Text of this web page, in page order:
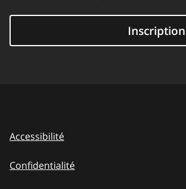
Inscription
Accessibilité
Confidentialité